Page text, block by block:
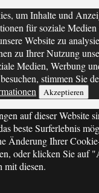
um Inhalte und
für soziale
Website zu
zu Ihrer Nutzung
Medien, Werbung
stimmen Sie
Akzeptieren
auf dieser Website
beste Surferlebnis
Änderung Ihrer
oder klicken Sie auf
mit diesen.